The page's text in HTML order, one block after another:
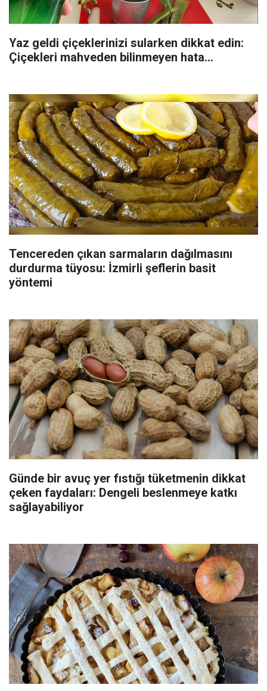
Yaz geldi çiçeklerinizi sularken dikkat edin:
Çiçekleri mahveden bilinmeyen hata...
Tencereden çıkan sarmaların dağılmasını
durdurma tüyosu: İzmirli şeflerin basit
yöntemi
Günde bir avuç yer fıstığı tüketmenin dikkat
çeken faydaları: Dengeli beslenmeye katkı
sağlayabiliyor